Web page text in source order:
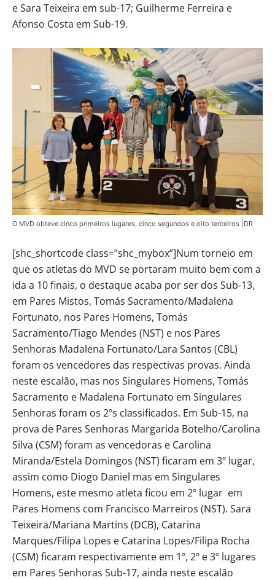
e Sara Teixeira em sub-17; Guilherme Ferreira e
Afonso Costa em Sub-19.
O MVD obteve cinco primeiros lugares, cinco segundos e oito terceiros |DR
[shc_shortcode class=”shc_mybox”]Num torneio em
que os atletas do MVD se portaram muito bem com a
ida a 10 finais, o destaque acaba por ser dos Sub-13,
em Pares Mistos, Tomás Sacramento/Madalena
Fortunato, nos Pares Homens, Tomás
Sacramento/Tiago Mendes (NST) e nos Pares
Senhoras Madalena Fortunato/Lara Santos (CBL)
foram os vencedores das respectivas provas. Ainda
neste escalão, mas nos Singulares Homens, Tomás
Sacramento e Madalena Fortunato em Singulares
Senhoras foram os 2ºs classificados. Em Sub-15, na
prova de Pares Senhoras Margarida Botelho/Carolina
Silva (CSM) foram as vencedoras e Carolina
Miranda/Estela Domingos (NST) ficaram em 3º lugar,
assim como Diogo Daniel mas em Singulares
Homens, este mesmo atleta ficou em 2º lugar em
Pares Homens com Francisco Marreiros (NST). Sara
Teixeira/Mariana Martins (DCB), Catarina
Marques/Filipa Lopes e Catarina Lopes/Filipa Rocha
(CSM) ficaram respectivamente em 1º, 2º e 3º lugares
em Pares Senhoras Sub-17, ainda neste escalão